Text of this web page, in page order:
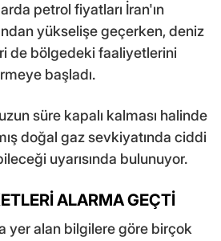
petrol fiyatları İran'ın
yükselişe geçerken, deniz
de bölgedeki faaliyetlerini
başladı.
süre kapalı kalması halinde
doğal gaz sevkiyatında ciddi
uyarısında bulunuyor.
ALARMA GEÇTİ
yer alan bilgilere göre birçok